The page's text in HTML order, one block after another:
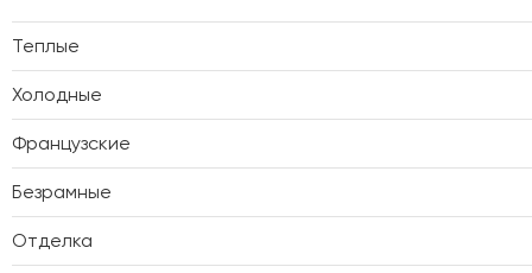
Теплые
Холодные
Французские
Безрамные
Отделка